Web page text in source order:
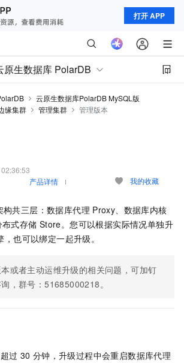
打开 APP
原生数据库 PolarDB
云原生数据库PolarDB MySQL版
缘集群
管理集群 管理版本
产品详情 我的收藏
构共三层：数据库代理 Proxy、数据库内核
式存储 Store。您可以根据实际情况单独升
，也可以绑定一起升级。
或者主动运维升级的相关问题，可加钉
，群号：51685000218。
过 30 分钟，升级过程中会重启数据库代理